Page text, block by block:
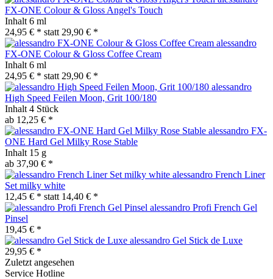
FX-ONE Colour & Gloss Angel's Touch
Inhalt 6 ml
24,95 € * statt 29,90 € *
alessandro
FX-ONE Colour & Gloss Coffee Cream
Inhalt 6 ml
24,95 € * statt 29,90 € *
alessandro
High Speed Feilen Moon, Grit 100/180
Inhalt 4 Stück
ab 12,25 € *
alessandro FX-
ONE Hard Gel Milky Rose Stable
Inhalt 15 g
ab 37,90 € *
alessandro French Liner
Set milky white
12,45 € * statt 14,40 € *
alessandro Profi French Gel
Pinsel
19,45 € *
alessandro Gel Stick de Luxe
29,95 € *
Zuletzt angesehen
Service Hotline